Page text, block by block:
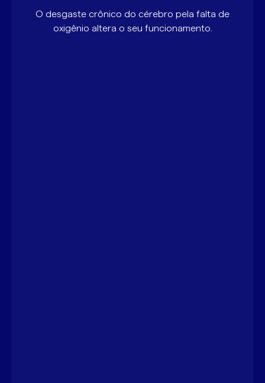
O desgaste crônico do cérebro pela falta de
oxigênio altera o seu funcionamento.